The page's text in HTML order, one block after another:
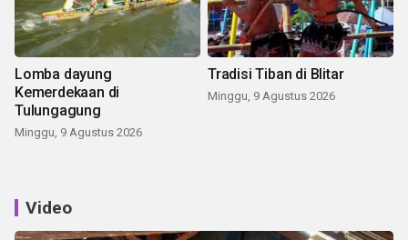
Lomba dayung
Kemerdekaan di
Tulungagung
Minggu, 9 Agustus 2026
Tradisi Tiban di Blitar
Minggu, 9 Agustus 2026
Video